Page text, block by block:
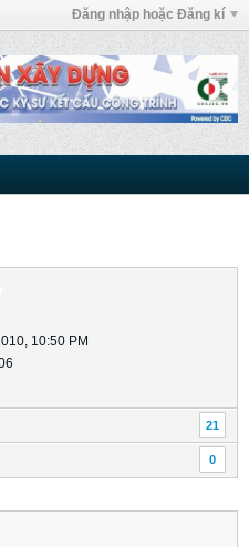
Đăng nhập hoặc Đăng kí
10:50 PM
21
0